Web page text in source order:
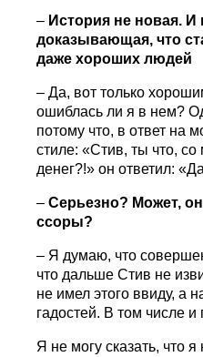
– История не новая. И
доказывающая, что
даже хороших людей
– Да, вот только
ошиблась ли я в нем?
потому что, в ответ на
стиле: «Стив, ты что, со
денег?!» он ответил:
–Серьезно? Может,
ссоры?
– Я думаю, что
что дальше Стив не
не имел этого ввиду, а
гадостей. В том числе и
Я не могу сказать, что